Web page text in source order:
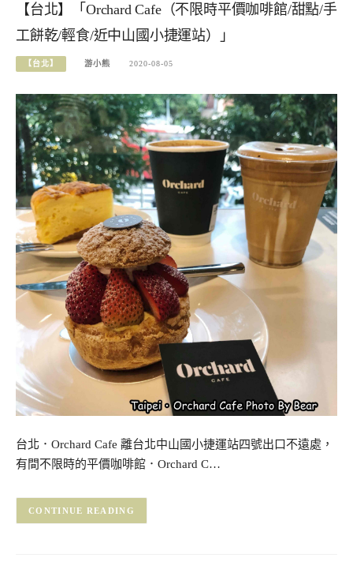
【台北】「Orchard Cafe（不限時平價咖啡館/甜點/手
工餅乾/輕食/近中山國小捷運站）」
【台北】 游小熊 2020-08-05
台北．Orchard Cafe 離台北中山國小捷運站四號出口不遠處，
有間不限時的平價咖啡館．Orchard C…
CONTINUE READING